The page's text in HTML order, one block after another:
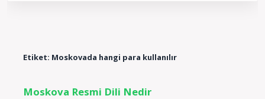
Etiket: Moskovada hangi para kullanılır
Moskova Resmi Dili Nedir